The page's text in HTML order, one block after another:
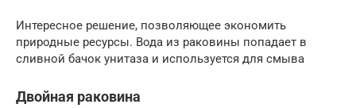
Интересное решение, позволяющее экономить
природные ресурсы. Вода из раковины попадает в
сливной бачок унитаза и используется для смыва
Двойная раковина